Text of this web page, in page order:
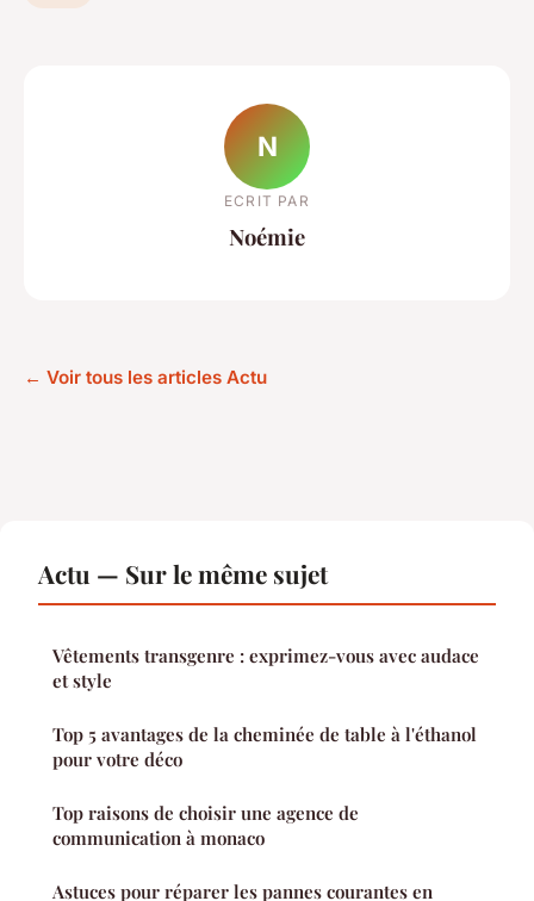
N
ECRIT PAR
Noémie
← Voir tous les articles Actu
Actu — Sur le même sujet
Vêtements transgenre : exprimez-vous avec audace
et style
Top 5 avantages de la cheminée de table à l'éthanol
pour votre déco
Top raisons de choisir une agence de
communication à monaco
Astuces pour réparer les pannes courantes en